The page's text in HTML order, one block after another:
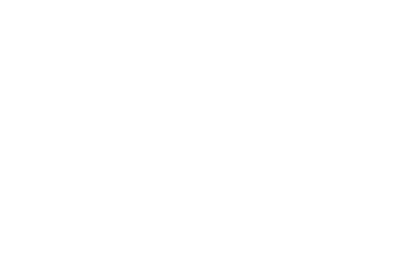
betonového
bloudili, protože označení pater bylo pro nás matoucí a
zlepšit, že tam není pitná voda, tak by mohli dávat na